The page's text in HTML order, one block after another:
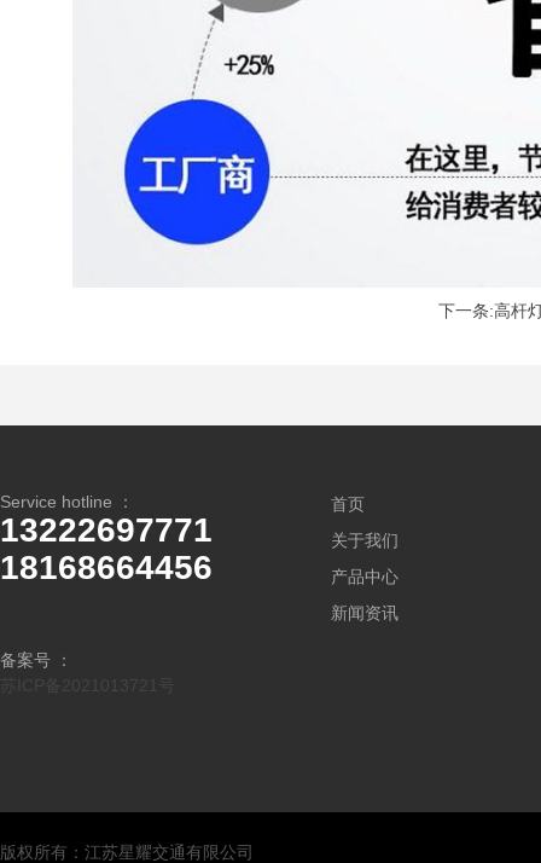
下一条:高杆
Service hotline ：
13222697771
18168664456
备案号 ：
首页
关于我们
产品中心
新闻资讯
版权所有：江苏星耀交通有限公司